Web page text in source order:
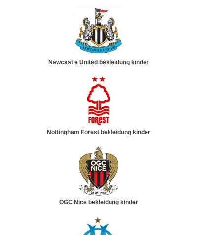
Newcastle United bekleidung kinder
Nottingham Forest bekleidung kinder
OGC Nice bekleidung kinder